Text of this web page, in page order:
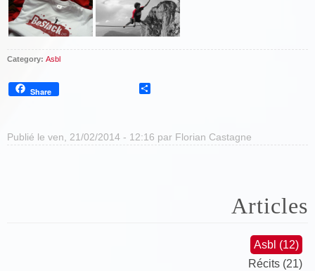
Category: Asbl
Share
Publié le ven, 21/02/2014 - 12:16 par Florian Castagne
Articles
Asbl (12)
Récits (21)